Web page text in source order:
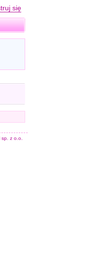
się
z o.o.